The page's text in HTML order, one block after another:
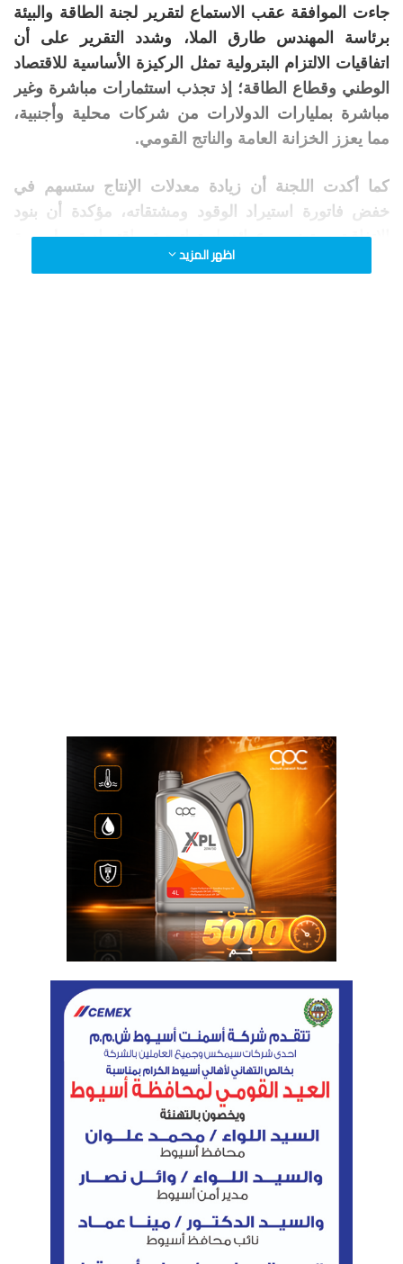
جاءت الموافقة عقب الاستماع لتقرير لجنة الطاقة والبيئة
برئاسة المهندس طارق الملا، وشدد التقرير على أن
اتفاقيات الالتزام البترولية تمثل الركيزة الأساسية للاقتصاد
الوطني وقطاع الطاقة؛ إذ تجذب استثمارات مباشرة وغير
مباشرة بمليارات الدولارات من شركات محلية وأجنبية،
مما يعزز الخزانة العامة والناتج القومي.
كما أكدت اللجنة أن زيادة معدلات الإنتاج ستسهم في
خفض فاتورة استيراد الوقود ومشتقاته، مؤكدة أن بنود
الاتفاقيتين تضمن عوائد استراتيجية واقتصادية ملموسة
مجلس النواب يقر اتفاقيتين جديدتين للتنقيب عن البترول والغاز في البحر
المتوسط والصحراء الشرقية والغربية
المستشار هشام بدوي المهندس طارق الملا
وزير البترول والثروة المعدنية
نسخ الرابط
اظهر المزيد